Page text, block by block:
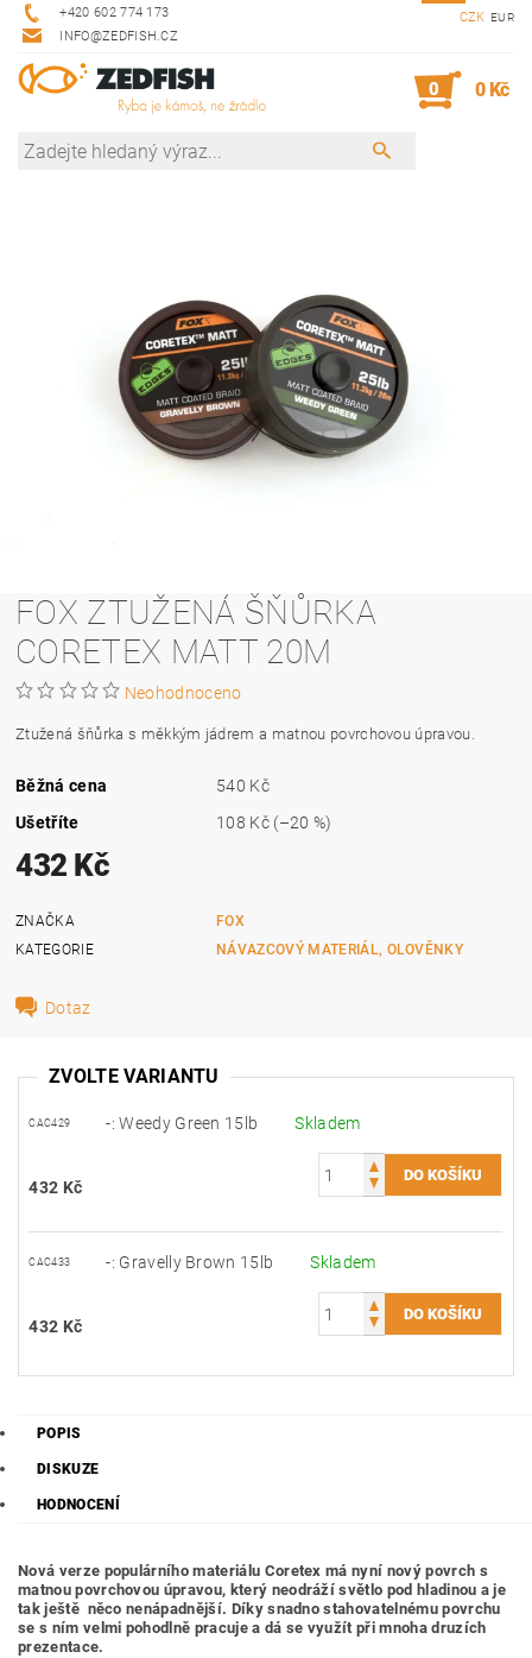
+420 602 774 173
INFO@ZEDFISH.CZ
CZK EUR
0 0 Kč
FOX ZTUŽENÁ ŠŇŮRKA
CORETEX MATT 20M
Neohodnoceno
Ztužená šňůrka s měkkým jádrem a matnou povrchovou úpravou.
Běžná cena
540 Kč
Ušetříte
108 Kč (–20 %)
432 Kč
ZNAČKA
FOX
KATEGORIE
NÁVAZCOVÝ MATERIÁL, OLOVĚNKY
Dotaz
ZVOLTE VARIANTU
CAC429 -: Weedy Green 15lb Skladem
432 Kč
CAC433 -: Gravelly Brown 15lb Skladem
432 Kč
POPIS
DISKUZE
HODNOCENÍ
Nová verze populárního materiálu Coretex má nyní nový povrch s
matnou povrchovou úpravou, který neodráží světlo pod hladinou a je
tak ještě něco nenápadnější. Díky snadno stahovatelnému povrchu
se s ním velmi pohodlně pracuje a dá se využít při mnoha druzích
prezentace.